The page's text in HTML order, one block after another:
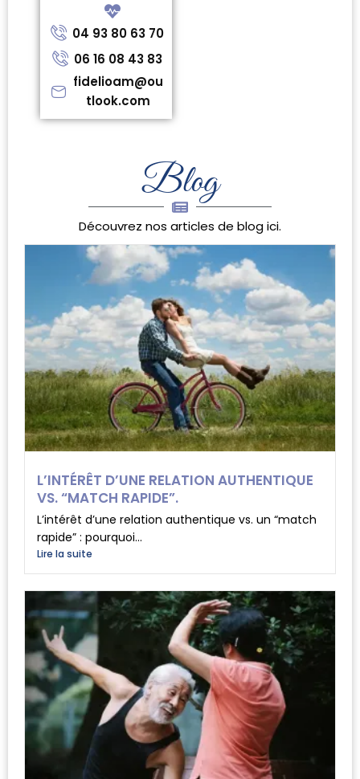
04 93 80 63 70
06 16 08 43 83
fidelioam@ou
tlook.com
Blog
Découvrez nos articles de blog ici.
L’INTÉRÊT D’UNE RELATION AUTHENTIQUE
VS. “MATCH RAPIDE”.
L’intérêt d’une relation authentique vs. un “match
rapide” : pourquoi...
Lire la suite